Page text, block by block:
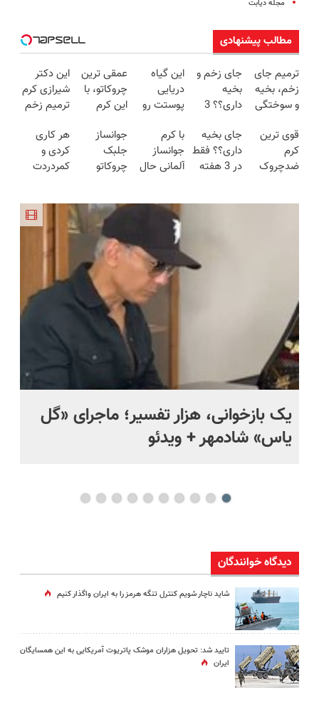
مجله دیابت
مطالب پیشنهادی
ترمیم جای
زخم، بخیه
و سوختگی
هفته!!😍
جای زخم و
بخیه
داری؟؟ 3
محوش کن!
این گیاه
دریایی
پوستت رو
میکنه
انگار20سال
جوون شدی
خرید
عمقی ترین
چروکاتو، با
این کرم
صاف
تخفیف
فوری)
این دکتر
شیرازی کرم
ترمیم زخم
ساخت!!!
قوی ترین
کرم
ضدچروک
جای بخیه
داری؟؟ فقط
در 3 هفته
با کرم
جوانساز
آلمانی حال
خوبه۴۵٪تخفیف
جوانساز
جلبک
چروکاتو
😍
هر کاری
کردی و
کمردردت
پرسشنامه و
دریافت راه
یک بازخوانی، هزار تفسیر؛ ماجرای «گل
یاس» شادمهر + ویدئو
دیدگاه خوانندگان
شاید ناچار شویم کنترل تنگه هرمز را به ایران واگذار کنیم
تایید شد: تحویل هزاران موشک پاتریوت آمریکایی به این همسایگان
ایران